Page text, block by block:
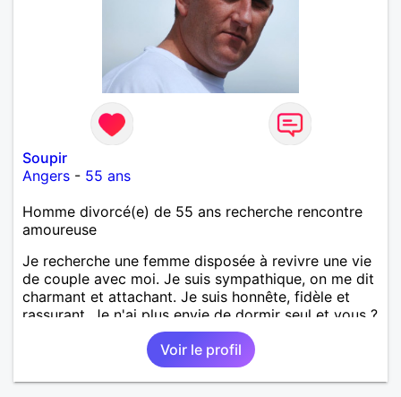
Soupir
Angers - 55 ans
Homme divorcé(e) de 55 ans recherche rencontre
amoureuse
Je recherche une femme disposée à revivre une vie
de couple avec moi. Je suis sympathique, on me dit
charmant et attachant. Je suis honnête, fidèle et
rassurant. Je n'ai plus envie de dormir seul et vous ?
A très bientôt j'espère !
Voir le profil